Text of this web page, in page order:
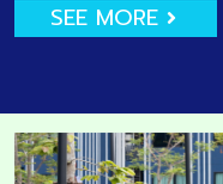
SEE MORE